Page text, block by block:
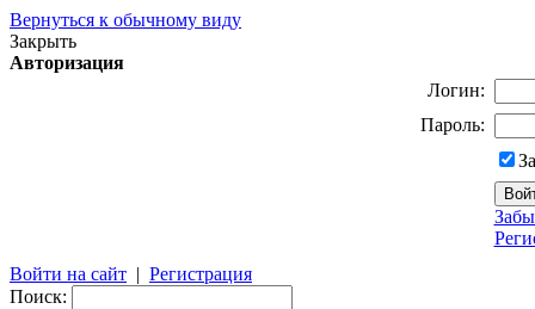
Вернуться к обычному виду
Закрыть
Авторизация
Логин:
Пароль:
Войти на сайт | Регистрация
Поиск: